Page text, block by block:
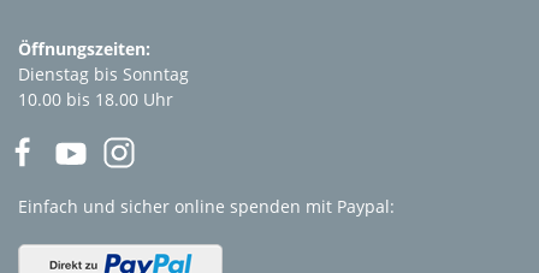
Öffnungszeiten:
Dienstag bis Sonntag
10.00 bis 18.00 Uhr
Einfach und sicher online spenden mit Paypal: